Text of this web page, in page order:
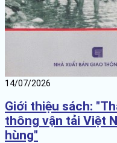
14/07/2026
Giới thiệu sách:
thông vận tải Việt
hùng"